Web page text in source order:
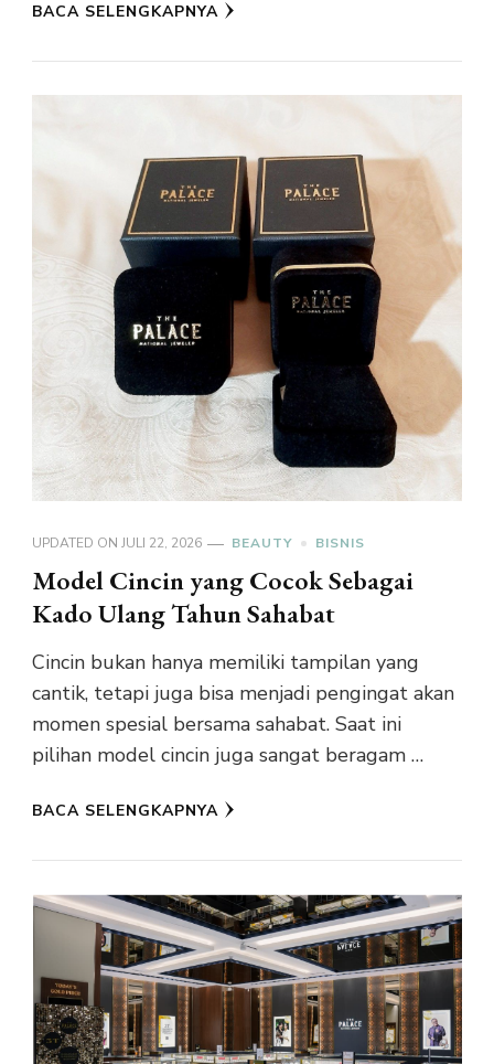
BACA SELENGKAPNYA
UPDATED ON JULI 22, 2026 BEAUTY BISNIS
Model Cincin yang Cocok Sebagai
Kado Ulang Tahun Sahabat
Cincin bukan hanya memiliki tampilan yang
cantik, tetapi juga bisa menjadi pengingat akan
momen spesial bersama sahabat. Saat ini
pilihan model cincin juga sangat beragam …
BACA SELENGKAPNYA